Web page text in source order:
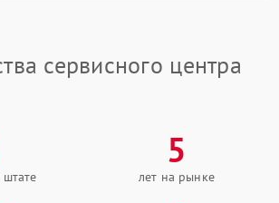
сервисного центра
5
лет на рынке